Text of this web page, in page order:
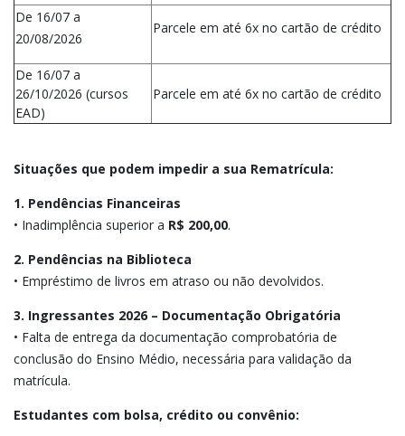
De 16/07 a
20/08/2026
Parcele em até 6x no cartão de crédito
De 16/07 a
26/10/2026 (cursos
EAD)
Parcele em até 6x no cartão de crédito
Situações que podem impedir a sua Rematrícula:
1. Pendências Financeiras
• Inadimplência superior a R$ 200,00.
2. Pendências na Biblioteca
• Empréstimo de livros em atraso ou não devolvidos.
3. Ingressantes 2026 – Documentação Obrigatória
• Falta de entrega da documentação comprobatória de
conclusão do Ensino Médio, necessária para validação da
matrícula.
Estudantes com bolsa, crédito ou convênio: